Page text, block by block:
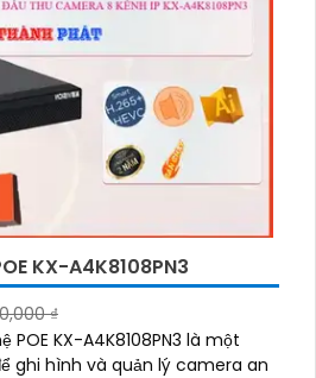
KX-A4K8108PN3
₫
KX-A4K8108PN3 là một
ghi hình và quản lý camera an